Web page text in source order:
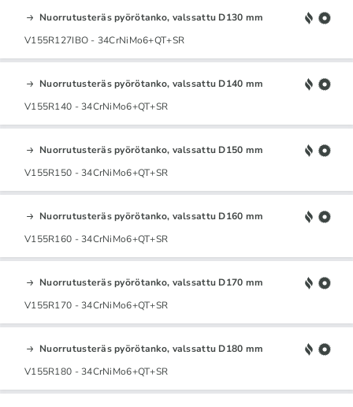
Nuorrutusteräs pyörötanko, valssattu D130 mm
V155R127IBO - 34CrNiMo6+QT+SR
Nuorrutusteräs pyörötanko, valssattu D140 mm
V155R140 - 34CrNiMo6+QT+SR
Nuorrutusteräs pyörötanko, valssattu D150 mm
V155R150 - 34CrNiMo6+QT+SR
Nuorrutusteräs pyörötanko, valssattu D160 mm
V155R160 - 34CrNiMo6+QT+SR
Nuorrutusteräs pyörötanko, valssattu D170 mm
V155R170 - 34CrNiMo6+QT+SR
Nuorrutusteräs pyörötanko, valssattu D180 mm
V155R180 - 34CrNiMo6+QT+SR